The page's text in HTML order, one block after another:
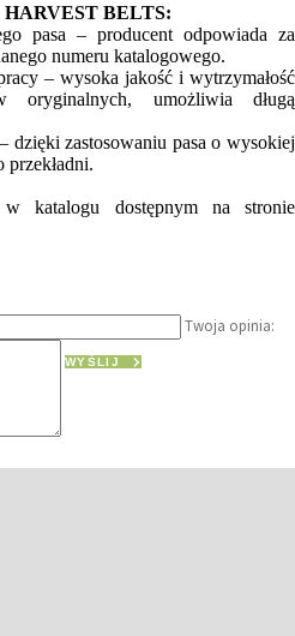
HARVEST BELTS:
pasa – producent odpowiada za
numeru katalogowego.
– wysoka jakość i wytrzymałość
umożliwia długą
dzięki zastosowaniu pasa o wysokiej
przekładni.
katalogu dostępnym na stronie
Twoja opinia:
WYŚLIJ